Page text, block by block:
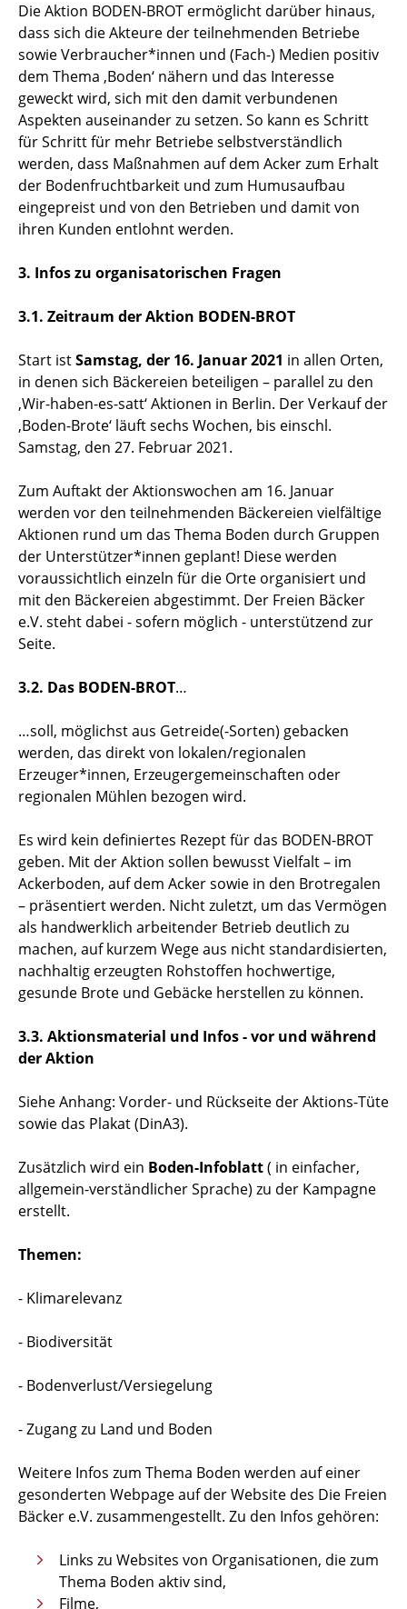
Die Aktion BODEN-BROT ermöglicht darüber hinaus,
dass sich die Akteure der teilnehmenden Betriebe
sowie Verbraucher*innen und (Fach-) Medien positiv
dem Thema ‚Boden‘ nähern und das Interesse
geweckt wird, sich mit den damit verbundenen
Aspekten auseinander zu setzen. So kann es Schritt
für Schritt für mehr Betriebe selbstverständlich
werden, dass Maßnahmen auf dem Acker zum Erhalt
der Bodenfruchtbarkeit und zum Humusaufbau
eingepreist und von den Betrieben und damit von
ihren Kunden entlohnt werden.
3. Infos zu organisatorischen Fragen
3.1. Zeitraum der Aktion BODEN-BROT
Start istSamstag, der 16. Januar 2021 in allen Orten,
in denen sich Bäckereien beteiligen – parallel zu den
‚Wir-haben-es-satt‘ Aktionen in Berlin. Der Verkauf der
‚Boden-Brote‘ läuft sechs Wochen, bis einschl.
Samstag, den 27. Februar 2021.
Zum Auftakt der Aktionswochen am 16. Januar
werden vor den teilnehmenden Bäckereien vielfältige
Aktionen rund um das Thema Boden durch Gruppen
der Unterstützer*innen geplant! Diese werden
voraussichtlich einzeln für die Orte organisiert und
mit den Bäckereien abgestimmt. Der Freien Bäcker
e.V. steht dabei - sofern möglich - unterstützend zur
Seite.
3.2. Das BODEN-BROT…
…soll, möglichst aus Getreide(-Sorten) gebacken
werden, das direkt von lokalen/regionalen
Erzeuger*innen, Erzeugergemeinschaften oder
regionalen Mühlen bezogen wird.
Es wird kein definiertes Rezept für das BODEN-BROT
geben. Mit der Aktion sollen bewusst Vielfalt – im
Ackerboden, auf dem Acker sowie in den Brotregalen
– präsentiert werden. Nicht zuletzt, um das Vermögen
als handwerklich arbeitender Betrieb deutlich zu
machen, auf kurzem Wege aus nicht standardisierten,
nachhaltig erzeugten Rohstoffen hochwertige,
gesunde Brote und Gebäcke herstellen zu können.
3.3. Aktionsmaterial und Infos - vor und während
der Aktion
Siehe Anhang: Vorder- und Rückseite der Aktions-Tüte
sowie das Plakat (DinA3).
Zusätzlich wird ein Boden-Infoblatt( in einfacher,
allgemein-verständlicher Sprache) zu der Kampagne
erstellt.
Themen:
- Klimarelevanz
- Biodiversität
- Bodenverlust/Versiegelung
- Zugang zu Land und Boden
Weitere Infos zum Thema Boden werden auf einer
gesonderten Webpage auf der Website des Die Freien
Bäcker e.V. zusammengestellt. Zu den Infos gehören:
Links zu Websites von Organisationen, die zum
Thema Boden aktiv sind,
Filme,